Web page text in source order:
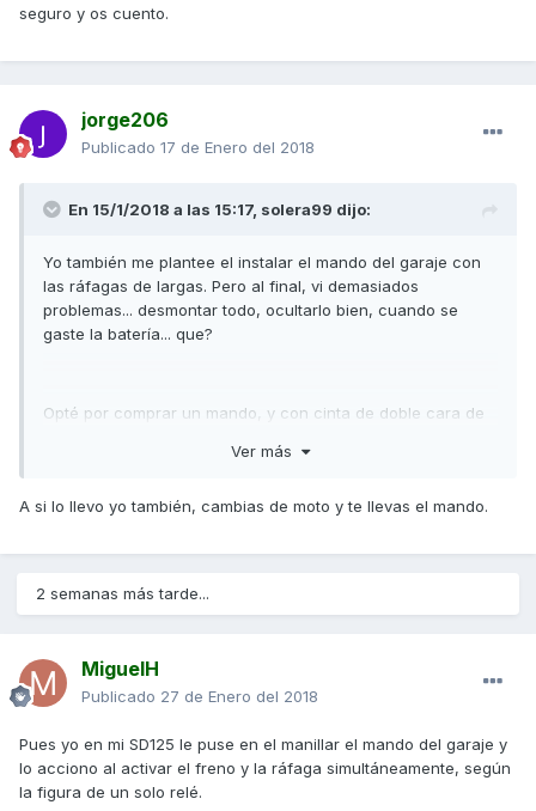
seguro y os cuento.
jorge206
Publicado 17 de Enero del 2018
En 15/1/2018 a las 15:17, solera99 dijo:
Yo también me plantee el instalar el mando del garaje con
las ráfagas de largas. Pero al final, vi demasiados
problemas... desmontar todo, ocultarlo bien, cuando se
gaste la batería... que?
Opté por comprar un mando, y con cinta de doble cara de
Sencillo, fácil y económico.
Ver más
A si lo llevo yo también, cambias de moto y te llevas el mando.
2 semanas más tarde...
MiguelH
Publicado 27 de Enero del 2018
Pues yo en mi SD125 le puse en el manillar el mando del garaje y
lo acciono al activar el freno y la ráfaga simultáneamente, según
la figura de un solo relé.